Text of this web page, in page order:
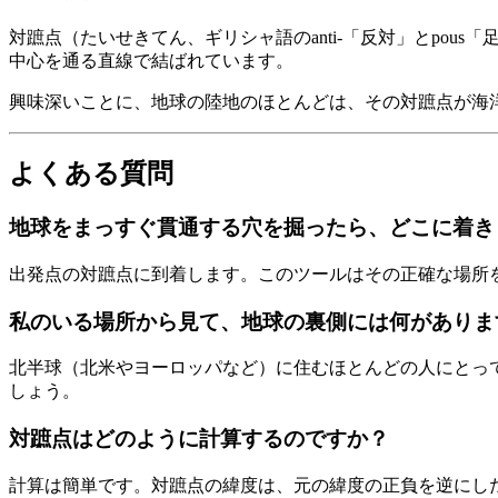
対蹠点（たいせきてん、ギリシャ語のanti-「反対」とpous
中心を通る直線で結ばれています。
興味深いことに、地球の陸地のほとんどは、その対蹠点が
よくある質問
地球をまっすぐ貫通する穴を掘ったら、どこに着
出発点の対蹠点に到着します。このツールはその正確な場
私のいる場所から見て、地球の裏側には何があり
北半球（北米やヨーロッパなど）に住むほとんどの人にと
しょう。
対蹠点はどのように計算するのですか？
計算は簡単です。対蹠点の緯度は、元の緯度の正負を逆に